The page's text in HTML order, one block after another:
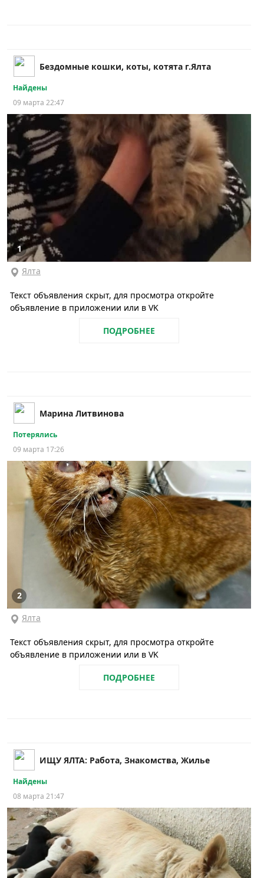
Бездомные кошки, коты, котята г.Ялта
Найдены
09 марта 22:47
1
Ялта
Текст объявления скрыт, для просмотра откройте
объявление в приложении или в VK
ПОДРОБНЕЕ
Марина Литвинова
Потерялись
09 марта 17:26
2
Ялта
Текст объявления скрыт, для просмотра откройте
объявление в приложении или в VK
ПОДРОБНЕЕ
ИЩУ ЯЛТА: Работа, Знакомства, Жилье
Найдены
08 марта 21:47